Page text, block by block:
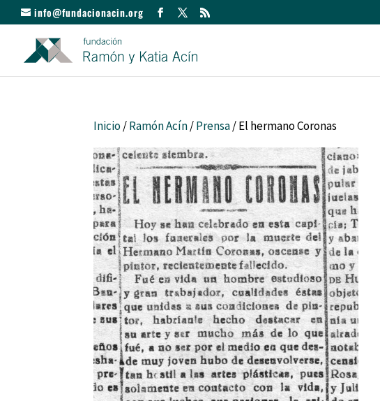
info@fundacionacin.org
Inicio/Ramón Acín/Prensa/ El hermano Coronas